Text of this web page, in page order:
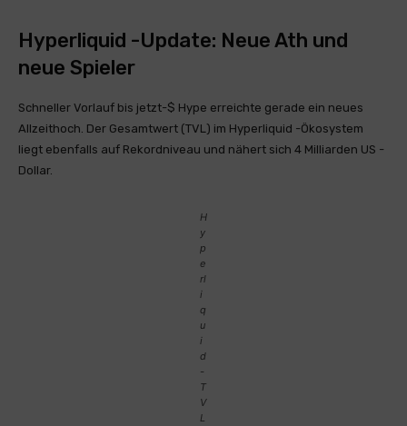
Hyperliquid -Update: Neue Ath und
neue Spieler
Schneller Vorlauf bis jetzt-$ Hype erreichte gerade ein neues
Allzeithoch. Der Gesamtwert (TVL) im Hyperliquid -Ökosystem
liegt ebenfalls auf Rekordniveau und nähert sich 4 Milliarden US -
Dollar.
H
y
p
e
rl
i
q
u
i
d
-
T
V
L